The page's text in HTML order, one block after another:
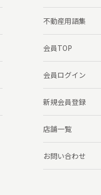
不動産用語集
会員TOP
会員ログイン
新規会員登録
店舗一覧
お問い合わせ